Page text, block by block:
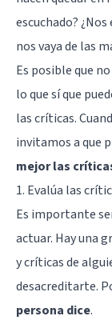
escuchado?
nos vaya de las
Es posible que
lo que sí que
las críticas.
invitamos a que
mejor las
1. Evalúa las
Es importante
actuar. Hay una
ycríticas de
desacreditarte.
persona dice.